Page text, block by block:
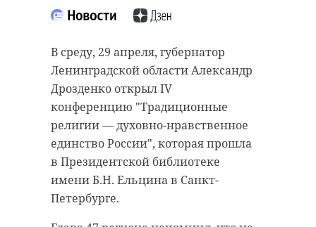
В среду, 29 апреля, губернатор
Ленинградской области Александр
Дрозденко открыл IV
конференцию "Традиционные
религии — духовно-нравственное
единство России", которая прошла
в Президентской библиотеке
имени Б.Н. Ельцина в Санкт-
Петербурге.